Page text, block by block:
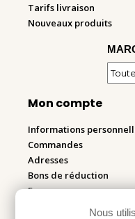
Nous
Tarifs livraison
Nouveaux produits
Mon compte
Informations
Commandes
Adresses
Bons de réduction
Espace pro